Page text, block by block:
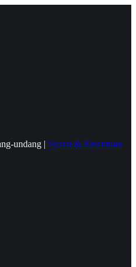
undang | Syarat & Ketentuan